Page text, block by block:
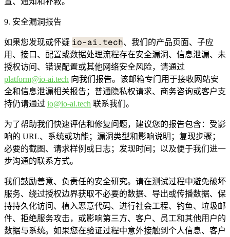
9. 安全漏洞报告
如果您发现或怀疑 io-ai.tech、我们的产品页面、子应
用、接口、配置或数据处理流程存在安全漏洞、信息泄漏、未
授权访问、错误配置或其他网络安全风险，请通过
platform@io-ai.tech 向我们报告。该邮箱专门用于接收网站安
全和信息泄漏相关报告；普通隐私权请求、商务咨询或客户支
持仍请通过 io@io-ai.tech 联系我们。
为了帮助我们快速评估和修复问题，建议您的报告包含：受影
响的 URL、系统或功能；漏洞类型和影响说明；复现步骤；
必要的截图、请求样例或日志；发现时间；以及便于我们进一
步沟通的联系方式。
我们鼓励善意、负责任的安全研究。请在测试过程中避免破坏
服务、绕过授权边界获取不必要的数据、导出或传播数据、保
持持久化访问、植入恶意代码、进行社会工程、钓鱼、垃圾邮
件、拒绝服务攻击，或影响第三方、客户、员工和其他用户的
数据与系统。如果您在验证过程中意外接触到个人信息、客户